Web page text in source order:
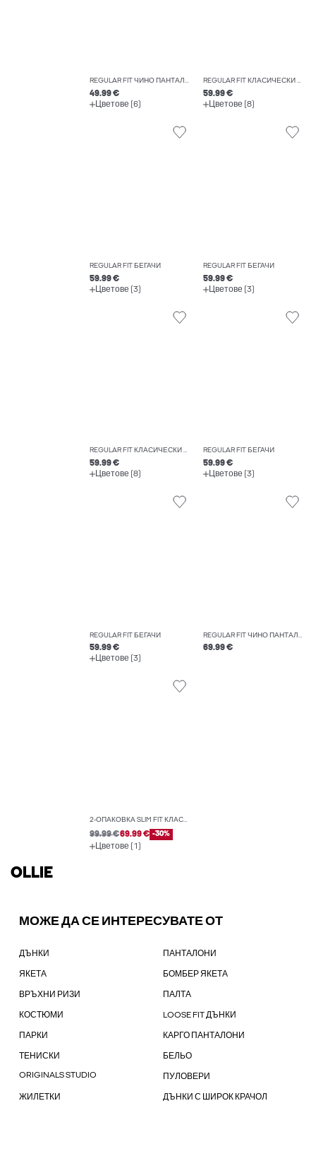
REGULAR FIT ЧИНО ПАНТАЛОНИ
49.99 €
Цветове (6)
REGULAR FIT КЛАСИЧЕСКИ ПАНТАЛОНИ
59.99 €
Цветове (8)
REGULAR FIT БЕГАЧИ
59.99 €
Цветове (3)
REGULAR FIT БЕГАЧИ
59.99 €
Цветове (3)
REGULAR FIT КЛАСИЧЕСКИ ПАНТАЛОНИ
59.99 €
Цветове (8)
REGULAR FIT БЕГАЧИ
59.99 €
Цветове (3)
REGULAR FIT БЕГАЧИ
59.99 €
Цветове (3)
REGULAR FIT ЧИНО ПАНТАЛОНИ
69.99 €
2-ОПАКОВКА SLIM FIT КЛАСИЧЕСКИ ПАНТАЛОНИ
99.99 €69.99 € -30%
Цветове (1)
OLLIE
МОЖЕ ДА СЕ ИНТЕРЕСУВАТЕ ОТ
ДЪНКИ ПАНТАЛОНИ
ЯКЕТА БОМБЕР ЯКЕТА
ВРЪХНИ РИЗИ ПАЛТА
КОСТЮМИ LOOSE FIT ДЪНКИ
ПАРКИ КАРГО ПАНТАЛОНИ
ТЕНИСКИ БЕЛЬО
ORIGINALS STUDIO ПУЛОВЕРИ
ЖИЛЕТКИ ДЪНКИ С ШИРОК КРАЧОЛ